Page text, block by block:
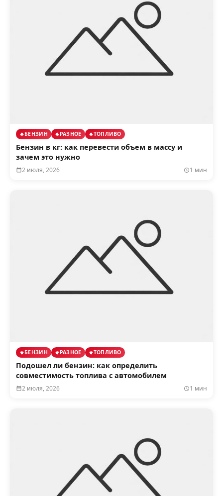
БЕНЗИН РАЗНОЕ ТОПЛИВО
Бензин в кг: как перевести объем в массу и
зачем это нужно
2 июля, 2026 1 мин
БЕНЗИН РАЗНОЕ ТОПЛИВО
Подошел ли бензин: как определить
совместимость топлива с автомобилем
2 июля, 2026 1 мин